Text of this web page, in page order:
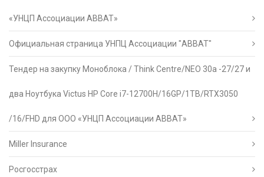
«УНЦП Ассоциации АВВАТ»
Официальная страница УНПЦ Ассоциации "АВВАТ"
Тендер на закупку Моноблока / Think Centre/NEO 30a -27/27 и
два Ноутбука Victus HP Core i7-12700H/16GP/1TB/RTX3050
/16/FHD для ООО «УНЦП Ассоциации АВВАТ»
Miller Insurance
Росгосстрах